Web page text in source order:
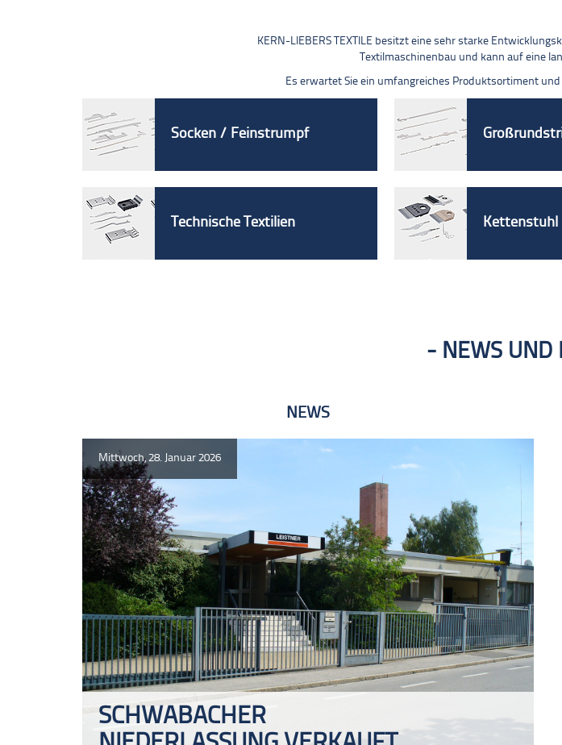
KERN-LIEBERS TEXTILE besitzt eine sehr starke
Textilmaschinenbau und kann auf eine
Es erwartet Sie ein umfangreiches Produktsortiment
Socken / Feinstrumpf
Technische Textilien Kettenstuhl
NEWS UND
NEWS
Mittwoch, 28. Januar 2026
SCHWABACHER